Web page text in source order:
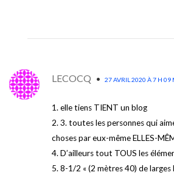
LECOCQ • 27 AVRIL 2020 À 7 H 09
1. elle tiens TIENT un blog
2. 3. toutes les personnes qui
choses par eux-même ELLES-
4. D’ailleurs tout TOUS les
5. 8-1/2 « (2 mètres 40) de larges